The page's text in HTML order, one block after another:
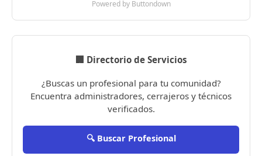
Powered by Buttondown
🏢 Directorio de Servicios
¿Buscas un profesional para tu comunidad?
Encuentra administradores, cerrajeros y técnicos
verificados.
🔍 Buscar Profesional